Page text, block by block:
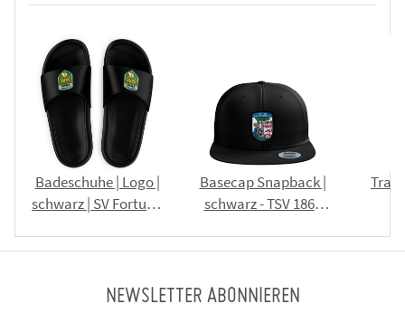
Badeschuhe | Logo |
schwarz | SV Fortuna
Basecap Snapback |
schwarz - TSV 1861
NEWSLETTER ABONNIEREN